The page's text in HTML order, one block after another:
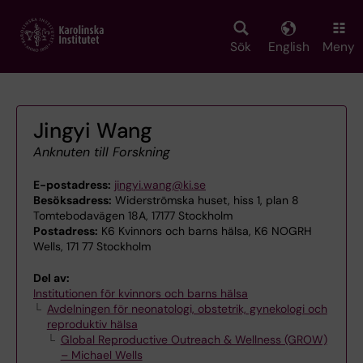
main
Sök English Meny
Jingyi Wang
Anknuten till Forskning
E-postadress: jingyi.wang@ki.se
Besöksadress: Widerströmska huset, hiss 1, plan 8
Tomtebodavägen 18A, 17177 Stockholm
Postadress: K6 Kvinnors och barns hälsa, K6 NOGRH
Wells, 171 77 Stockholm
Del av:
Institutionen för kvinnors och barns hälsa
Avdelningen för neonatologi, obstetrik, gynekologi och
reproduktiv hälsa
Global Reproductive Outreach & Wellness (GROW)
– Michael Wells